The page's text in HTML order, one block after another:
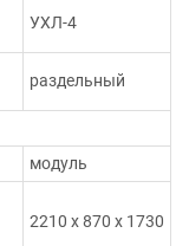
УХЛ-4
раздельный
модуль
2210 х 870 х 1730